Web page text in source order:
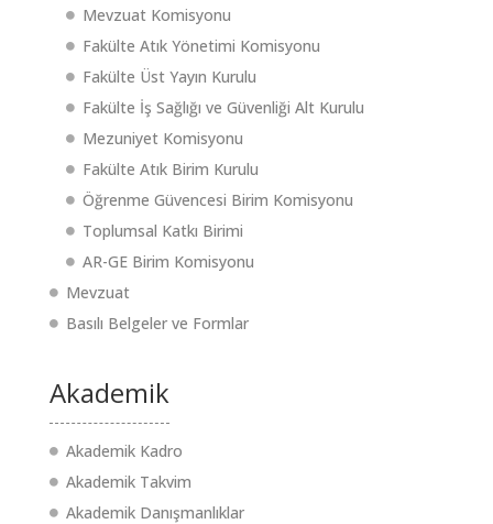
Mevzuat Komisyonu
Fakülte Atık Yönetimi Komisyonu
Fakülte Üst Yayın Kurulu
Fakülte İş Sağlığı ve Güvenliği Alt Kurulu
Mezuniyet Komisyonu
Fakülte Atık Birim Kurulu
Öğrenme Güvencesi Birim Komisyonu
Toplumsal Katkı Birimi
AR-GE Birim Komisyonu
Mevzuat
Basılı Belgeler ve Formlar
Akademik
Akademik Kadro
Akademik Takvim
Akademik Danışmanlıklar